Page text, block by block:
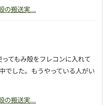
の搬送実...
てもみ殻をフレコンに入れて
でした。もうやっている人がい
の搬送実...